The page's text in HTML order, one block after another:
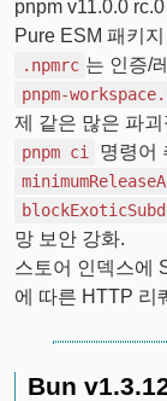
pnpm v11.0.0
Pure ESM 패키
.npmrc 는 인증/
pnpm-
제 같은 많은 파
pnpm ci 명령어
망 보안 강화.
스토어 인덱스에
에 따른 HTTP 리
Bun